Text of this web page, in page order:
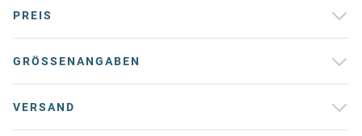
PREIS
GRÖSSENANGABEN
VERSAND